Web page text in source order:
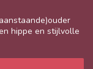
hippe en stijlvolle